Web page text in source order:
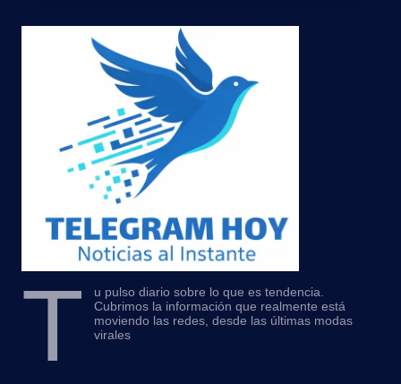
T
u pulso diario sobre lo que es tendencia.
Cubrimos la información que realmente está
moviendo las redes, desde las últimas modas
virales